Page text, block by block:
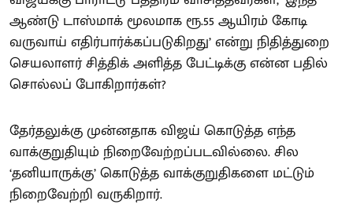
ஆண்டு டாஸ்மாக் மூலமாக ரூ.55 ஆயிரம் கோடி
வருவாய் எதிர்பார்க்கப்படுகிறது’ என்று நிதித்துறை
செயலாளர் சித்திக் அளித்த பேட்டிக்கு என்ன பதில்
சொல்லப் போகிறார்கள்?
தேர்தலுக்கு முன்னதாக விஜய் கொடுத்த எந்த
வாக்குறுதியும் நிறைவேற்றப்படவில்லை. சில
‘தனியாருக்கு’ கொடுத்த வாக்குறுதிகளை மட்டும்
நிறைவேற்றி வருகிறார்.